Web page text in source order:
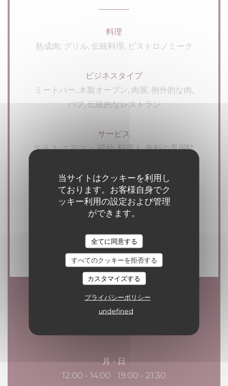
当サイトはクッキーを利用し
ております。お客様自身でク
ッキー利用の設定および管理
ができます。
全てに同意する
すべてのクッキーを拒否する
カスタマイズする
プライバシーポリシー
undefined
料理
熟成肉, グリル, 伝統料理, ビストロノミーク
ビジネスタイプ
ミートバー, 木製オーブン, 肉屋, 例外的な肉,
パブ, 伝統的なレストラン
サービス
テラス, エアコン, 暖炉, 料理人, 無料の専用駐
除く
ご利用可能なお支払い方法
タッチ決済 クレジットカード, ビザ, ユーロカ
ード /マスターカード, 現金, ホリデーバウチャ
ー, カルトブルー
営業時間
月-日
12:00 - 14:00
19:00 - 21:30